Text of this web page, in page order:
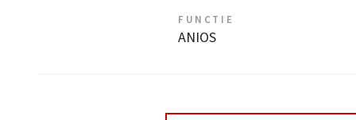
FUNCTIE
ANIOS